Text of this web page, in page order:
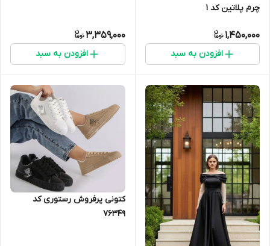
چرم پلاتین کد 1
1,450,000
افزودن به سبد
3,359,000
افزودن به سبد
کتونی پرفروش رستوری کد‌
76349